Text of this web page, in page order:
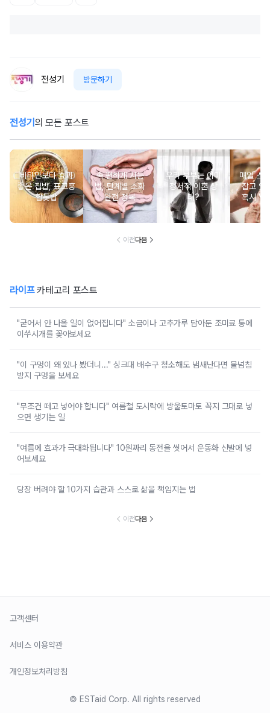
전성기 방문하기
전성기 의 모든 포스트
비타민보다 효과
좋은 집밥, 표고홍
합톳밥
속 편하게 사는
법, 단계별 소화
완전 정복
우리 부부는 이미
정서적 이혼 상
태?
매일 스
잡고 있
혹시
이전다음
라이프카테고리 포스트
"굳어서 안 나올 일이 없어집니다" 소금이나 고추가루 담아둔 조미료 통에
이쑤시개를 꽂아보세요
"이 구멍이 왜 있나 봤더니..." 싱크대 배수구 청소해도 냄새난다면 물넘침
방지 구멍을 보세요
"무조건 떼고 넣어야 합니다" 여름철 도시락에 방울토마토 꼭지 그대로 넣
으면 생기는 일
"여름에 효과가 극대화됩니다" 10원짜리 동전을 씻어서 운동화 신발에 넣
어보세요
당장 버려야 할 10가지 습관과 스스로 삶을 책임지는 법
이전다음
고객센터
서비스 이용약관
개인정보처리방침
© ESTaid Corp. All rights reserved